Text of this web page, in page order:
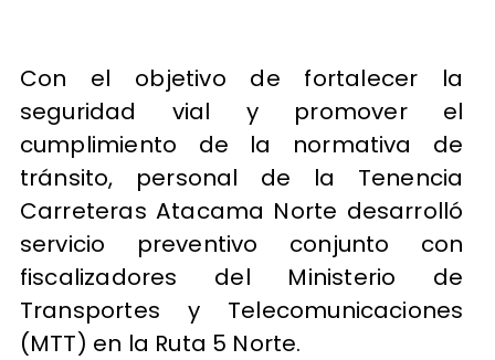
Con el objetivo de fortalecer la
seguridad vial y promover el
cumplimiento de la normativa de
tránsito, personal de la Tenencia
Carreteras Atacama Norte desarrolló
servicio preventivo conjunto con
fiscalizadores del Ministerio de
Transportes y Telecomunicaciones
(MTT) en la Ruta 5 Norte.